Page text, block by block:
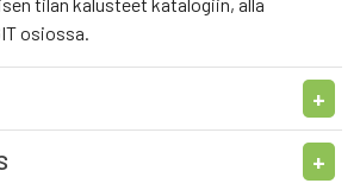
tilan kalusteet katalogiin, alla
osiossa.